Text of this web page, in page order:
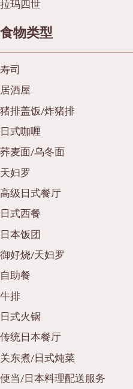
拉玛四世
食物类型
寿司
居酒屋
猪排盖饭/炸猪排
日式咖喱
荞麦面/乌冬面
天妇罗
高级日式餐厅
日式西餐
日本饭团
御好烧/天妇罗
自助餐
牛排
日式火锅
传统日本餐厅
关东煮/日式炖菜
便当/日本料理配送服务